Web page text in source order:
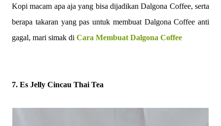
Kopi macam apa aja yang bisa dijadikan Dalgona Coffee, serta
berapa takaran yang pas untuk membuat Dalgona Coffee anti
gagal, mari simak di Cara Membuat Dalgona Coffee
7. Es Jelly Cincau Thai Tea